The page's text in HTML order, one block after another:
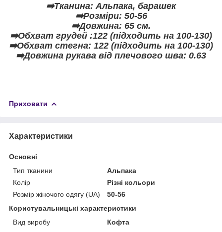
➡️Тканина: Альпака, барашек
➡️Розміри: 50-56
➡️Довжина: 65 см.
➡️Обхват грудей :122 (підходить на 100-130)
➡️Обхват стегна: 122 (підходить на 100-130)
➡️Довжина рукава від плечового шва: 0.63
Приховати
Характеристики
Основні
Тип тканини
Альпака
Колір
Різні кольори
Розмір жіночого одягу (UA)
50-56
Користувальницькі характеристики
Вид виробу
Кофта